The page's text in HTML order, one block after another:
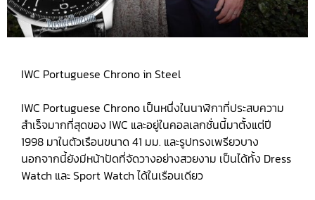
IWC Portuguese Chrono in Steel
IWC Portuguese Chrono เป็นหนึ่งในนาฬิกาที่ประสบความ
สำเร็จมากที่สุดของ IWC และอยู่ในคอลเลกชั่นนี้มาตั้งแต่ปี
1998 มาในตัวเรือนขนาด 41 มม. และรูปทรงเพรียวบาง
นอกจากนี้ยังมีหน้าปัดที่จัดวางอย่างสวยงาม เป็นได้ทั้ง Dress
Watch และ Sport Watch ได้ในเรือนเดียว